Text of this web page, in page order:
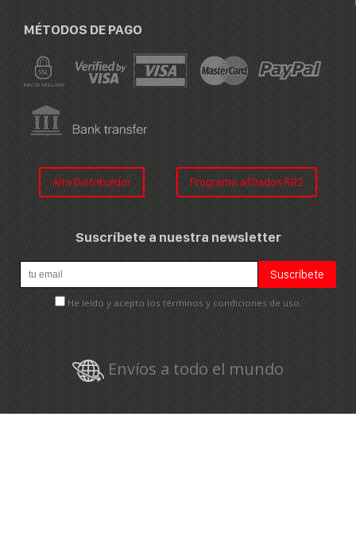
MÉTODOS DE PAGO
Alta Distribuidor Programa afiliados RR2
Suscríbete a nuestra newsletter
He leído y acepto los términos y condiciones de uso.
Envíos a todo el mundo